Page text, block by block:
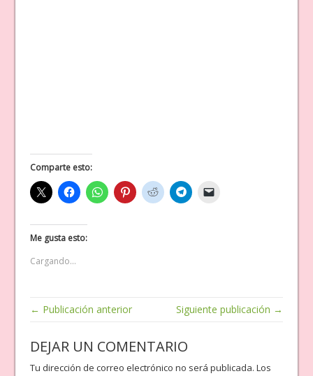
Comparte esto:
Me gusta esto:
Cargando...
← Publicación anterior Siguiente publicación →
DEJAR UN COMENTARIO
Tu dirección de correo electrónico no será publicada. Los